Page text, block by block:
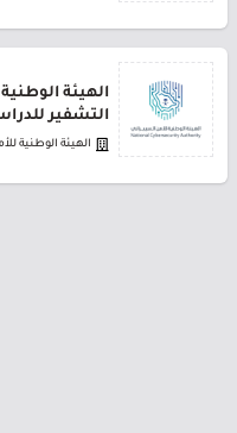
الهيئة
التشفير
الهيئة الوطنية